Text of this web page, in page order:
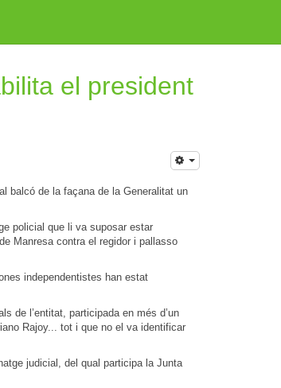
el president
balcó de la façana de la Generalitat un
policial que li va suposar estar
Manresa contra el regidor i pallasso
independentistes han estat
de l’entitat, participada en més d’un
Rajoy... tot i que no el va identificar
judicial, del qual participa la Junta